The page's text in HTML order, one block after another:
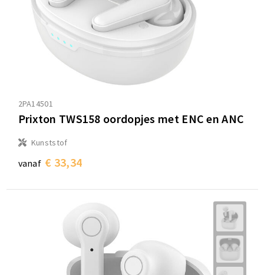
2PA14501
Prixton TWS158 oordopjes met ENC en ANC
Kunststof
vanaf € 33,34